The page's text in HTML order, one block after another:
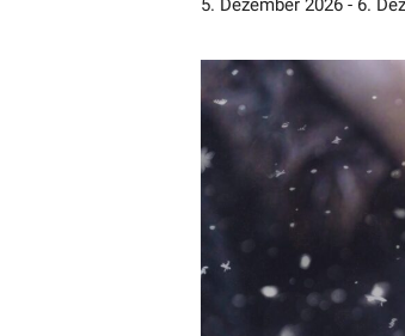
5. Dezember 2026 - 6.